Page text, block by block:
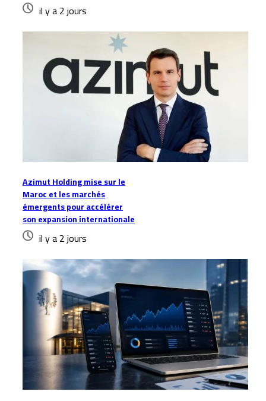
il y a 2 jours
Azimut Holding mise sur le
Maroc et les marchés
émergents pour accélérer
son expansion internationale
il y a 2 jours